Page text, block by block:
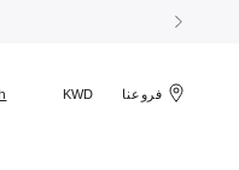
فروعنا KWD